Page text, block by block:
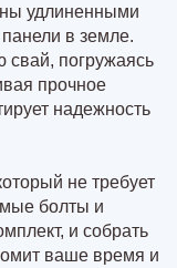
удлиненными
в земле.
погружаясь
прочное
надежность
не требует
болты и
и собрать
ваше время и